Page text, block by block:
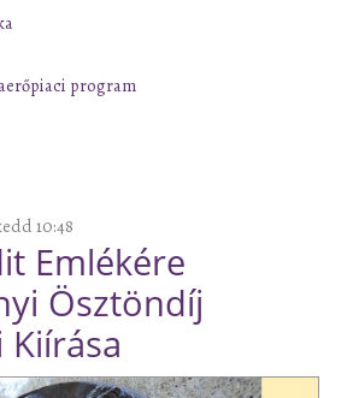
program
10:48
Emlékére
Ösztöndíj
Kiírása